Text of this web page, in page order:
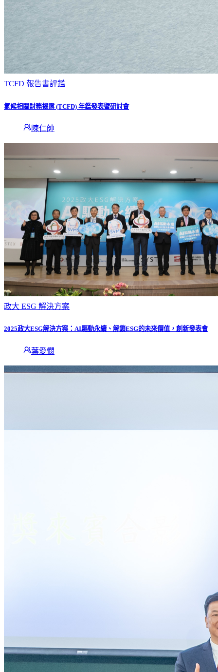
TCFD 報告書評鑑
氣候相關財務揭露 (TCFD) 年鑑發表暨研討會
陳仁帥
政大 ESG 解決方案
2025政大ESG解決方案：AI驅動永續、解鎖ESG的未來價值，創新發表會
葉愛憫